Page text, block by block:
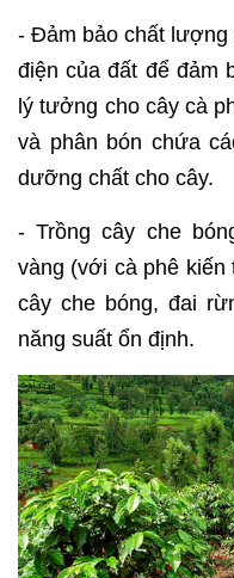
- Đảm bảo chất lượng
điện của đất để đảm
lý tưởng cho cây cà
và phân bón chứa
dưỡng chất cho cây.
- Trồng cây che
vàng (với cà phê kiến
cây che bóng, đai
năng suất ổn định.